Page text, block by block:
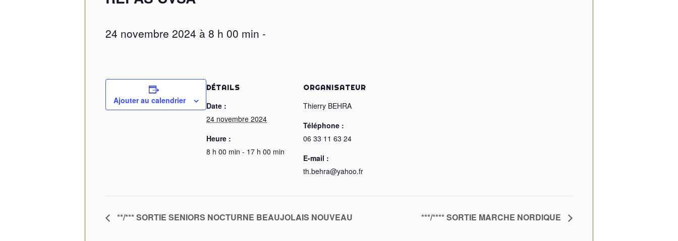
24 novembre 2024 à 8 h 00 min -
Ajouter au calendrier
DÉTAILS
Date :
24 novembre 2024
Heure :
8 h 00 min - 17 h 00 min
ORGANISATEUR
Thierry BEHRA
Téléphone :
06 33 11 63 24
E-mail :
th.behra@yahoo.fr
**/*** SORTIE SENIORS NOCTURNE BEAUJOLAIS NOUVEAU ***/**** SORTIE MARCHE NORDIQUE